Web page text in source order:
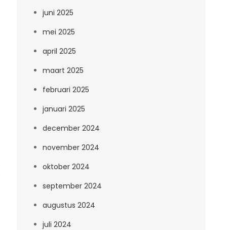
juni 2025
mei 2025
april 2025
maart 2025
februari 2025
januari 2025
december 2024
november 2024
oktober 2024
september 2024
augustus 2024
juli 2024